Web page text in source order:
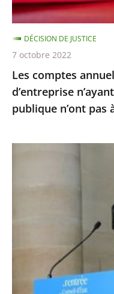
aucune
subvention
publique
n’ont
pas
à
être
Les comptes
d’entreprise
publique n’ont pas
DÉCISION DE JUSTICE
7 octobre 2022
d’État,
service